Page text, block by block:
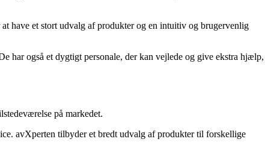
have et stort udvalg af produkter og en intuitiv og brugervenlig
har også et dygtigt personale, der kan vejlede og give ekstra hjælp,
på markedet.
avXperten tilbyder et bredt udvalg af produkter til forskellige